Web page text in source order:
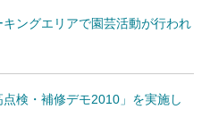
キングエリアで園芸活動が行われ
点検・補修デモ2010」を実施し